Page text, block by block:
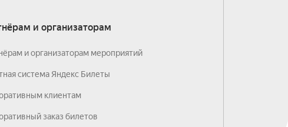
и организаторам
и организаторам мероприятий
система Яндекс Билеты
клиентам
заказ билетов